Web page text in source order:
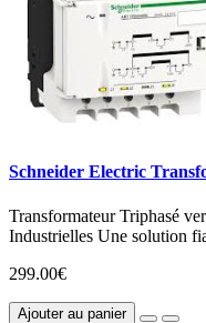
Schneider Electric
Transformateur Triphasé
Industrielles Une solution
299.00€
Ajouter au panier